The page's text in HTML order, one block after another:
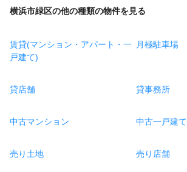
横浜市緑区の他の種類の物件を見る
賃貸(マンション・アパート・一
戸建て)
月極駐車場
貸店舗 貸事務所
中古マンション 中古一戸建て
売り土地 売り店舗